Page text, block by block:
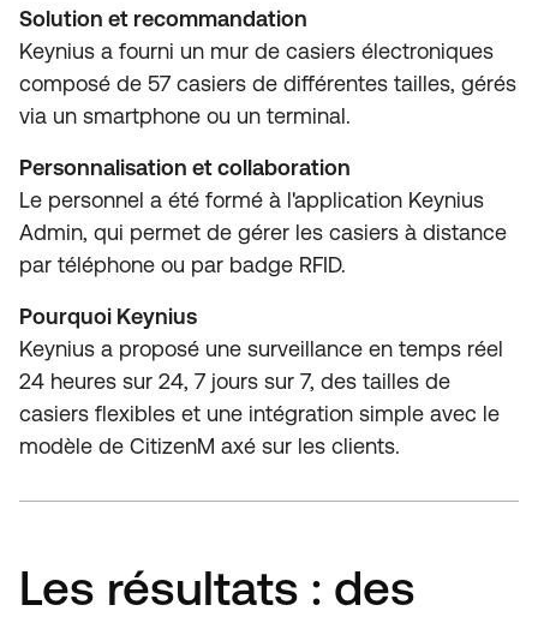
Solution et recommandation
Keynius a fourni un mur de casiers électroniques
composé de 57 casiers de différentes tailles, gérés
via un smartphone ou un terminal.
Personnalisation et collaboration
Le personnel a été formé à l'application Keynius
Admin, qui permet de gérer les casiers à distance
par téléphone ou par badge RFID.
Pourquoi Keynius
Keynius a proposé une surveillance en temps réel
24 heures sur 24, 7 jours sur 7, des tailles de
casiers flexibles et une intégration simple avec le
modèle de CitizenM axé sur les clients.
Les résultats : des